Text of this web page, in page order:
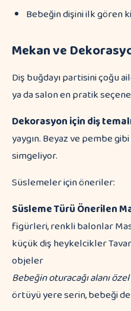
Bebeğin dişini ilk gören
Mekan ve
Diş buğdayı partisini çoğu
ya da salon en pratik
Dekorasyon için diş
yaygın. Beyaz ve pembe
simgeliyor.
Süslemeler için öneriler:
Süsleme TürüÖnerilen
figürleri, renkli balonlar
küçük diş heykelcikler
objeler
Bebeğin oturacağı alanı
örtüyü yere serin, bebeği